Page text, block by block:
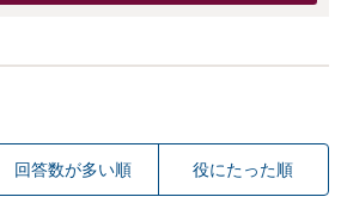
回答数が多い順 役にたった順